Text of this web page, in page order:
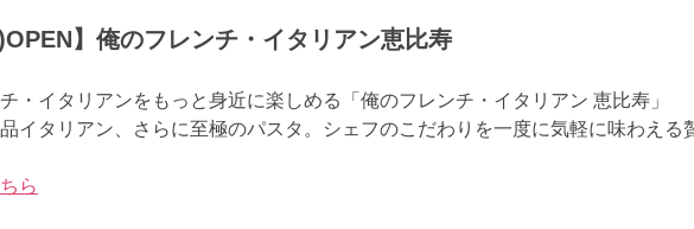
】俺のフレンチ・イタリアン恵比寿
・イタリアンをもっと身近に楽しめる「俺のフレンチ・イタリアン 恵比寿」
イタリアン、さらに至極のパスタ。シェフのこだわりを一度に気軽に味わえる
ら